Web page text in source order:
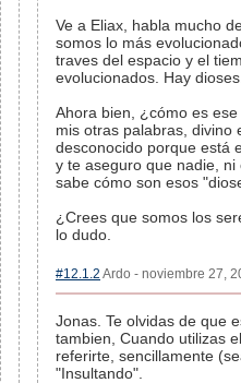
Ve a Eliax, habla mucho
somos lo más
traves del espacio y el
evolucionados. Hay
Ahora bien, ¿cómo es
mis otras palabras, divino
desconocido porque está
y te aseguro que nadie,
sabe cómo son esos
¿Crees que somos los
lo dudo.
#12.1.2 Ardo - noviembre 27,
Jonas. Te olvidas de que
tambien, Cuando utilizas
referirte, sencillamente
"Insultando".